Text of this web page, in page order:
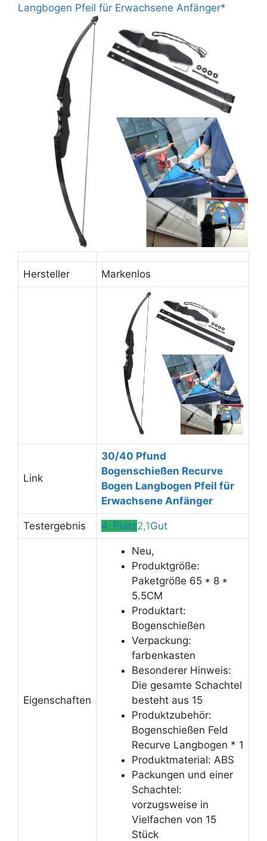
Langbogen Pfeil für Erwachsene Anfänger*
Hersteller Markenlos
Link
30/40 Pfund
Bogenschießen Recurve
Bogen Langbogen Pfeil für
Erwachsene Anfänger
Testergebnis 4. Platz2,1Gut
Eigenschaften
Neu,
Produktgröße:
Paketgröße 65 * 8 *
5.5CM
Produktart:
Bogenschießen
Verpackung:
farbenkasten
Besonderer Hinweis:
Die gesamte Schachtel
besteht aus 15
Produktzubehör:
Bogenschießen Feld
Recurve Langbogen * 1
Produktmaterial: ABS
Packungen und einer
Schachtel:
vorzugsweise in
Vielfachen von 15
Stück